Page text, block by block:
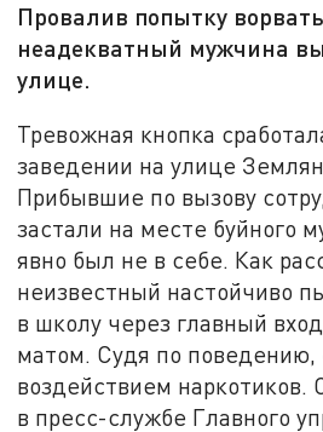
Провалив попытку
неадекватный мужчина
улице.
Тревожная кнопка
заведении на улице
Прибывшие по вызову
застали на месте буйного
явно был не в себе. Как
неизвестный настойчиво
в школу через главный
матом. Судя по поведению,
воздействием наркотиков.
в пресс-службе Главного